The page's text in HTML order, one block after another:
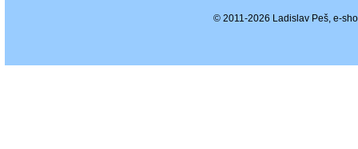
© 2011-2026 Ladislav Peš, e-